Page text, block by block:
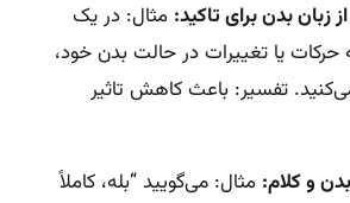
بدن برای تاکید: مثال: در یک
حرکات یا تغییرات در حالت بدن خود،
تفسیر: باعث کاهش تاثیر
و کلام: مثال: می‌گویید “بله، کاملاً